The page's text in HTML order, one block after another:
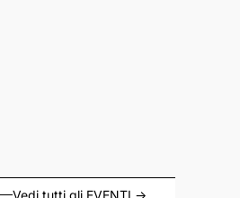
Vedi tutti gli EVENTI ->